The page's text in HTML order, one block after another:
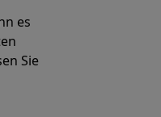
es
Sie